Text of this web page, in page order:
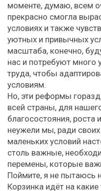
моменте, думаю, всем
прекрасно смогла
условиях и также
уютных и привычных
масштаба, конечно,
нас и потребуют много
труда, чтобы
условиям.
Но, эти реформы
всей страны, для
благосостояния, роста
неужели мы, ради
маленьких условий
столь важные,
перемены, которые
Поймите, я не пытаюсь
Корзинка идёт на